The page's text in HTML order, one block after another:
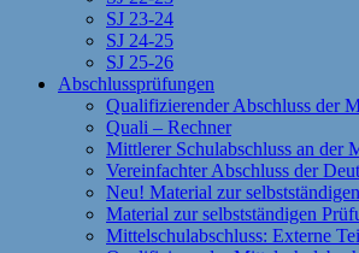
SJ 23-24
SJ 24-25
SJ 25-26
Abschlussprüfungen
Qualifizierender Abschluss der
Quali – Rechner
Mittlerer Schulabschluss an der
Vereinfachter Abschluss der
Neu! Material zur
Material zur selbstständigen
Mittelschulabschluss: Externe